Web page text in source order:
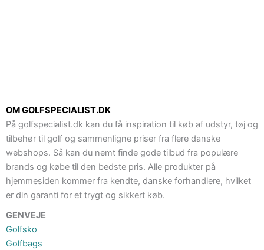
OM GOLFSPECIALIST.DK
På golfspecialist.dk kan du få inspiration til køb af udstyr, tøj og
tilbehør til golf og sammenligne priser fra flere danske
webshops. Så kan du nemt finde gode tilbud fra populære
brands og købe til den bedste pris. Alle produkter på
hjemmesiden kommer fra kendte, danske forhandlere, hvilket
er din garanti for et trygt og sikkert køb.
GENVEJE
Golfsko
Golfbags